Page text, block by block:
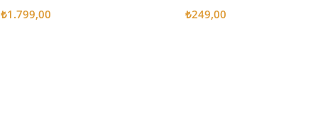
₺1.799,00
₺249,00